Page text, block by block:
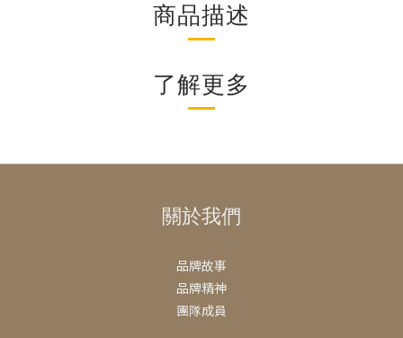
商品描述
了解更多
關於我們
品牌故事
品牌精神
團隊成員